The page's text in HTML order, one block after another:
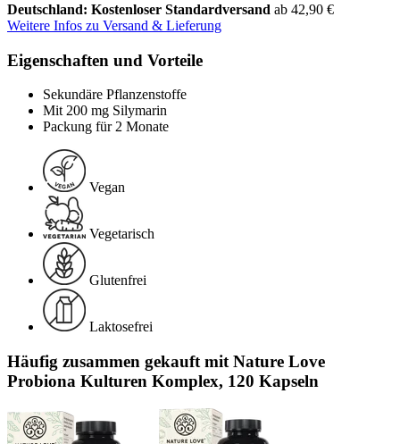
Deutschland: Kostenloser Standardversand ab 42,90 €
Weitere Infos zu Versand & Lieferung
Eigenschaften und Vorteile
Sekundäre Pflanzenstoffe
Mit 200 mg Silymarin
Packung für 2 Monate
Vegan
Vegetarisch
Glutenfrei
Laktosefrei
Häufig zusammen gekauft mit Nature Love
Probiona Kulturen Komplex, 120 Kapseln